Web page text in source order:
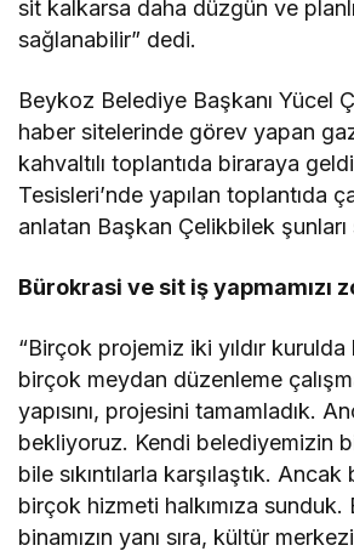
sit kalkarsa daha düzgün ve
sağlanabilir” dedi.
Beykoz Belediye Başkanı Yücel
haber sitelerinde görev yapan
kahvaltılı toplantıda biraraya
Tesisleri’nde yapılan toplantıda
anlatan Başkan Çelikbilek şunları
Bürokrasi ve sit iş yapmamızı
“Birçok projemiz iki yıldır
birçok meydan düzenleme
yapısını, projesini tamamladık.
bekliyoruz. Kendi belediyemizin
bile sıkıntılarla karşılaştık.
birçok hizmeti halkımıza sunduk.
binamızın yanı sıra, kültür